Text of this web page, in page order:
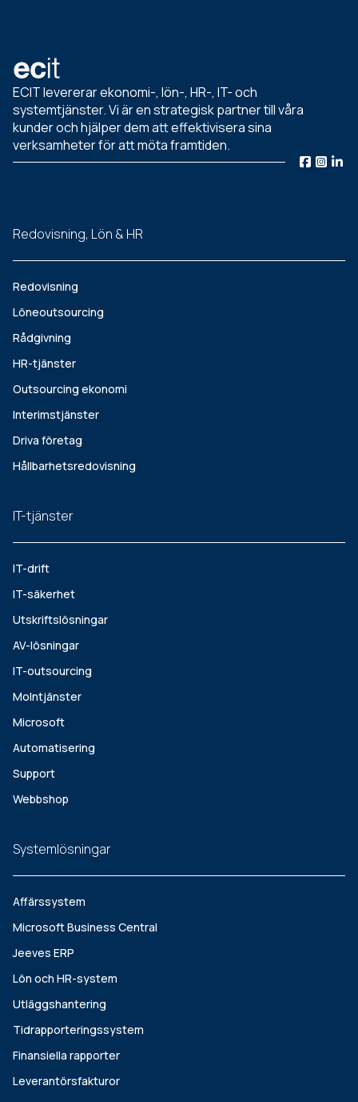
ECIT levererar ekonomi-, lön-, HR-, IT- och
systemtjänster. Vi är en strategisk partner till våra
kunder och hjälper dem att effektivisera sina
verksamheter för att möta framtiden.
Redovisning, Lön & HR
Redovisning
Löneoutsourcing
Rådgivning
HR-tjänster
Outsourcing ekonomi
Interimstjänster
Driva företag
Hållbarhetsredovisning
IT-tjänster
IT-drift
IT-säkerhet
Utskriftslösningar
AV-lösningar
IT-outsourcing
Molntjänster
Microsoft
Automatisering
Support
Webbshop
Systemlösningar
Affärssystem
Microsoft Business Central
Jeeves ERP
Lön och HR-system
Utläggshantering
Tidrapporteringssystem
Finansiella rapporter
Leverantörsfakturor